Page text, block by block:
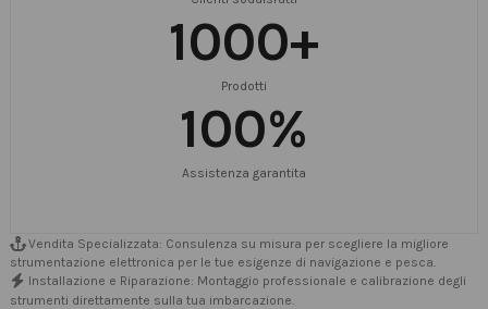
1000+
Prodotti
100%
Assistenza garantita
Vendita Specializzata: Consulenza su misura per scegliere la migliore
strumentazione elettronica per le tue esigenze di navigazione e pesca.
Installazione e Riparazione: Montaggio professionale e calibrazione degli
strumenti direttamente sulla tua imbarcazione.